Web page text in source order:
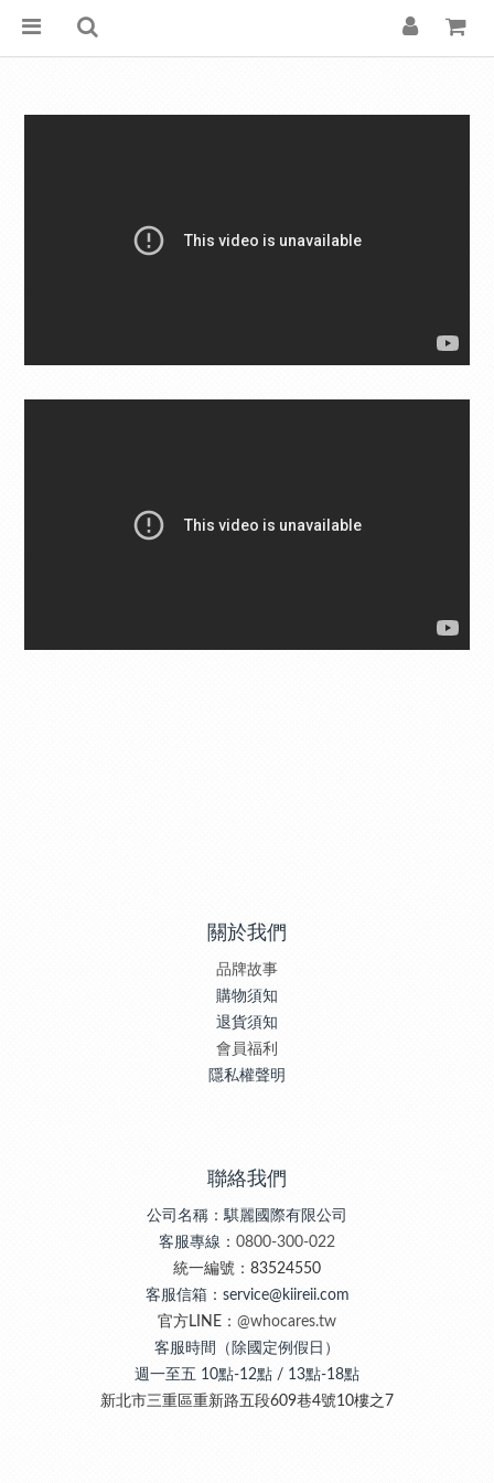
關於我們
品牌故事
購物須知
退貨須知
會員福利
隱私權聲明
聯絡我們
公司名稱：騏麗國際有限公司
客服專線： 0800-300-022
統一編號：83524550
客服信箱：service@kiireii.com
官方LINE： @whocares.tw
客服時間（除國定例假日）
週一至五 10點-12點 / 13點-18點
新北市三重區重新路五段609巷4號10樓之7